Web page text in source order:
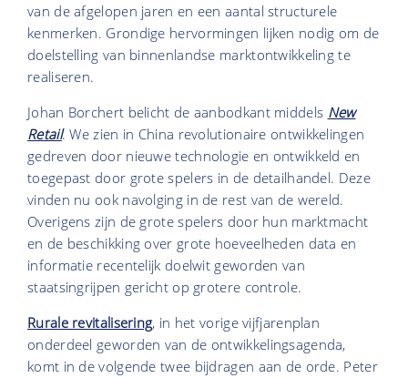
van de afgelopen jaren en een aantal structurele
kenmerken. Grondige hervormingen lijken nodig om de
doelstelling van binnenlandse marktontwikkeling te
realiseren.
Johan Borchert belicht de aanbodkant middels New
Retail. We zien in China revolutionaire ontwikkelingen
gedreven door nieuwe technologie en ontwikkeld en
toegepast door grote spelers in de detailhandel. Deze
vinden nu ook navolging in de rest van de wereld.
Overigens zijn de grote spelers door hun marktmacht
en de beschikking over grote hoeveelheden data en
informatie recentelijk doelwit geworden van
staatsingrijpen gericht op grotere controle.
Rurale revitalisering, in het vorige vijfjarenplan
onderdeel geworden van de ontwikkelingsagenda,
komt in de volgende twee bijdragen aan de orde. Peter